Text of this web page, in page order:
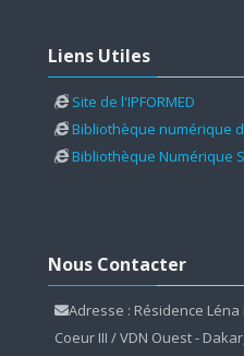
Liens Utiles
Site de l'IPFORMED
Bibliothèque numérique
Bibliothèque Numérique
Nous Contacter
Adresse : Résidence Léna
Coeur III / VDN Ouest -